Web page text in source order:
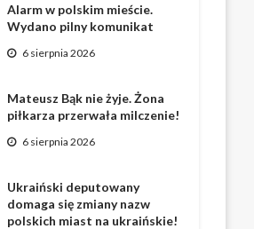
Alarm w polskim mieście.
Wydano pilny komunikat
6 sierpnia 2026
Mateusz Bąk nie żyje. Żona
piłkarza przerwała milczenie!
6 sierpnia 2026
Ukraiński deputowany
domaga się zmiany nazw
polskich miast na ukraińskie!